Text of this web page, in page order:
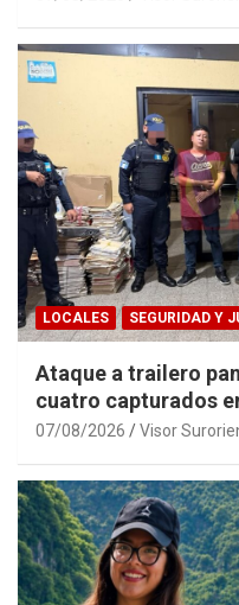
LOCALES SEGURIDAD Y
Ataque a trailero
cuatro capturados
07/08/2026 Visor